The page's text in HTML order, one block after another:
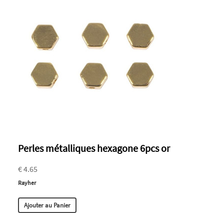
Perles métalliques hexagone 6pcs or
€ 4.65
Rayher
Ajouter au Panier